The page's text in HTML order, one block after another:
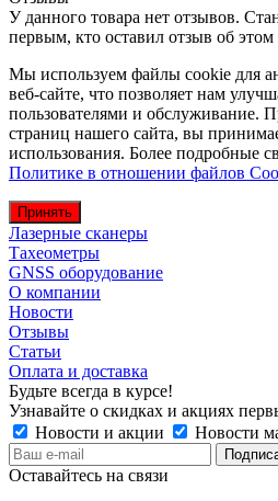
У данного товара нет отзывов.
первым, кто оставил отзыв об этом
Мы используем файлы cookie для
веб-сайте, что позволяет нам
пользователями и обслуживание.
страниц нашего сайта, вы
использования. Более подробные
Политике в отношении файлов
Принять
Лазерные сканеры
Тахеометры
GNSS оборудование
О компании
Новости
Отзывы
Статьи
Оплата и доставка
Будьте всегда в курсе!
Узнавайте о скидках и акциях
Новости и акции
Новости
Оставайтесь на связи